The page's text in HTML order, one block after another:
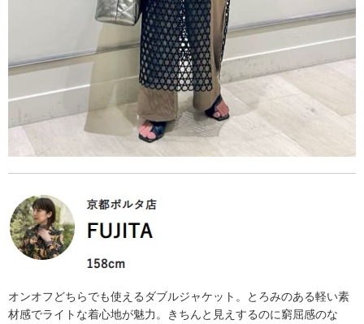
オンオフどちらでも使えるダブルジャケット。とろみのある軽い素
材感でライトな着心地が魅力。きちんと見えするのに窮屈感のな